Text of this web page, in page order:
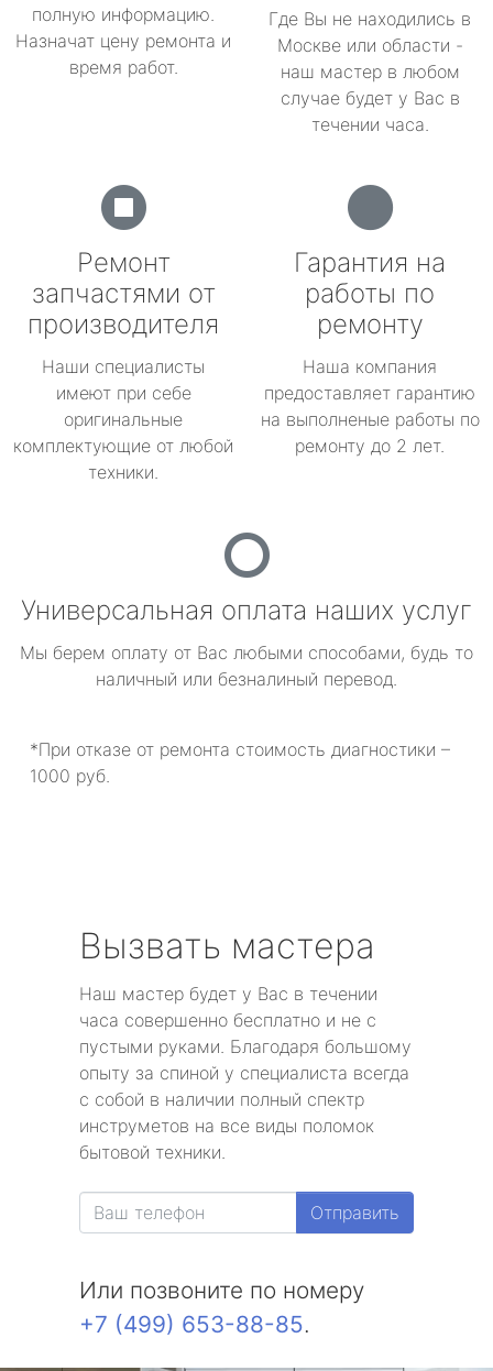
полную информацию.
Назначат цену ремонта и
время работ.
Где Вы не находились в
Москве или области -
наш мастер в любом
случае будет у Вас в
течении часа.
Ремонт
запчастями от
производителя
Наши специалисты
имеют при себе
оригинальные
комплектующие от любой
техники.
Гарантия на
работы по
ремонту
Наша компания
предоставляет гарантию
на выполненые работы по
ремонту до 2 лет.
Универсальная оплата наших услуг
Мы берем оплату от Вас любыми способами, будь то
наличный или безналиный перевод.
*При отказе от ремонта стоимость диагностики –
1000 руб.
Вызвать мастера
Наш мастер будет у Вас в течении
часа совершенно бесплатно и не с
пустыми руками. Благодаря большому
опыту за спиной у специалиста всегда
с собой в наличии полный спектр
инструметов на все виды поломок
бытовой техники.
Отправить
Или позвоните по номеру
+7 (499) 653-88-85.